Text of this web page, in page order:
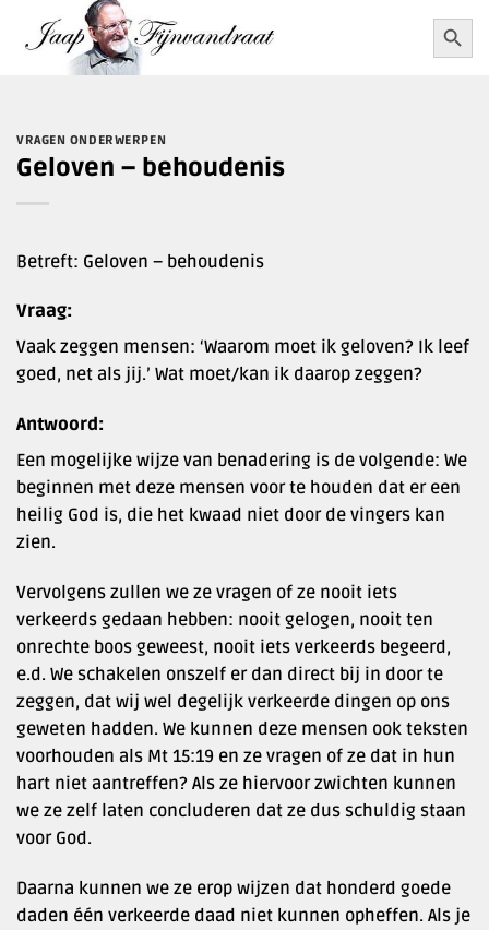
naar
Zoek
naar:
VRAGEN ONDERWERPEN
Geloven – behoudenis
Betreft: Geloven – behoudenis
Vraag:
Vaak zeggen mensen: ‘Waarom moet ik geloven? Ik leef
goed, net als jij.’ Wat moet/kan ik daarop zeggen?
Antwoord:
Een mogelijke wijze van benadering is de volgende: We
beginnen met deze mensen voor te houden dat er een
heilig God is, die het kwaad niet door de vingers kan
zien.
Vervolgens zullen we ze vragen of ze nooit iets
verkeerds gedaan hebben: nooit gelogen, nooit ten
onrechte boos geweest, nooit iets verkeerds begeerd,
e.d. We schakelen onszelf er dan direct bij in door te
zeggen, dat wij wel degelijk verkeerde dingen op ons
geweten hadden. We kunnen deze mensen ook teksten
voorhouden als Mt 15:19 en ze vragen of ze dat in hun
hart niet aantreffen? Als ze hiervoor zwichten kunnen
we ze zelf laten concluderen dat ze dus schuldig staan
voor God.
Daarna kunnen we ze erop wijzen dat honderd goede
daden één verkeerde daad niet kunnen opheffen. Als je